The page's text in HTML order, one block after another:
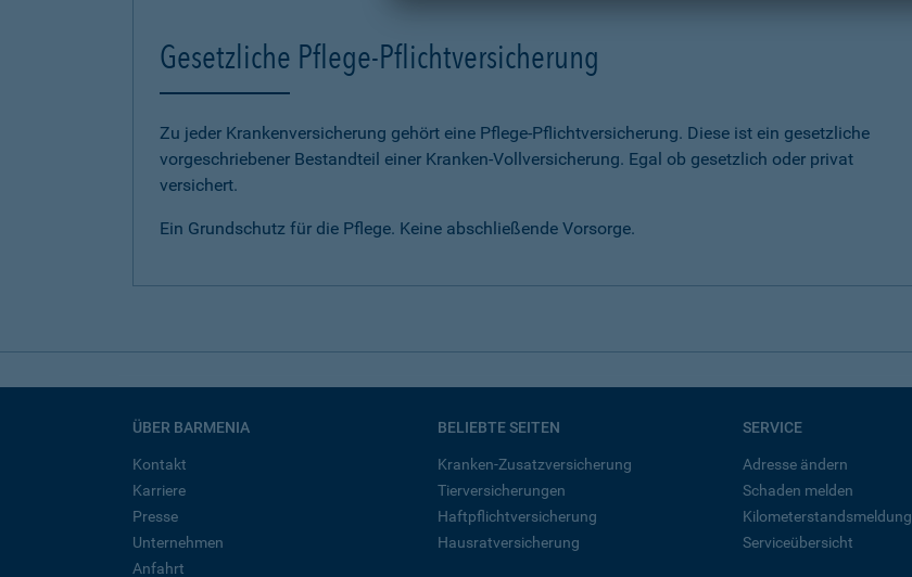
Gesetzliche Pflege-Pflichtversicherung
Zu jeder Krankenversicherung gehört eine Pflege-Pflichtversicherung. Diese ist ein gesetzliche
vorgeschriebener Bestandteil einer Kranken-Vollversicherung. Egal ob gesetzlich oder privat
versichert.
Ein Grundschutz für die Pflege. Keine abschließende Vorsorge.
ÜBER BARMENIA
Kontakt
Karriere
Presse
Unternehmen
Anfahrt
BELIEBTE SEITEN
Kranken-Zusatzversicherung
Tierversicherungen
Haftpflichtversicherung
Hausratversicherung
SERVICE
Adresse ändern
Schaden melden
Kilometerstandsmeldung
Serviceübersicht